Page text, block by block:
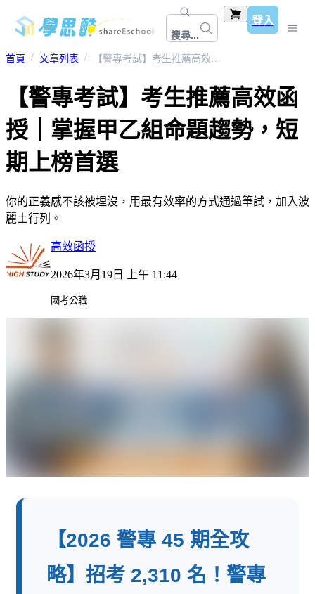
搜尋...
登入
首頁 文章列表 【警專考試】考生推薦高效函授｜掌握甲乙組命題趨勢，短期上榜首選
【警專考試】考生推薦高效函
授｜掌握甲乙組命題趨勢，短
期上榜首選
你的正義感不該被埋沒，用最有效率的方式通過筆試，加入波
麗士行列。
高效函授
2026年3月19日 上午 11:44
國考公職
【2026 警專 45 期全攻
略】招考 2,310 名！警專